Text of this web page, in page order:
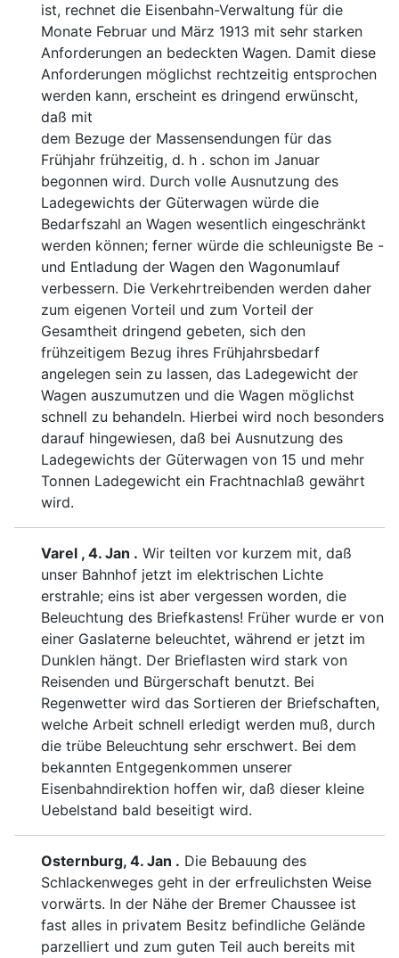
ist, rechnet die Eisenbahn-Verwaltung für die
Monate Februar und März 1913 mit sehr starken
Anforderungen an bedeckten Wagen. Damit diese
Anforderungen möglichst rechtzeitig entsprochen
werden kann, erscheint es dringend erwünscht,
daß mit
dem Bezuge der Massensendungen für das
Frühjahr frühzeitig, d. h . schon im Januar
begonnen wird. Durch volle Ausnutzung des
Ladegewichts der Güterwagen würde die
Bedarfszahl an Wagen wesentlich eingeschränkt
werden können; ferner würde die schleunigste Be -
und Entladung der Wagen den Wagonumlauf
verbessern. Die Verkehrtreibenden werden daher
zum eigenen Vorteil und zum Vorteil der
Gesamtheit dringend gebeten, sich den
frühzeitigem Bezug ihres Frühjahrsbedarf
angelegen sein zu lassen, das Ladegewicht der
Wagen auszumutzen und die Wagen möglichst
schnell zu behandeln. Hierbei wird noch besonders
darauf hingewiesen, daß bei Ausnutzung des
Ladegewichts der Güterwagen von 15 und mehr
Tonnen Ladegewicht ein Frachtnachlaß gewährt
wird.
Varel , 4. Jan . Wir teilten vor kurzem mit, daß
unser Bahnhof jetzt im elektrischen Lichte
erstrahle; eins ist aber vergessen worden, die
Beleuchtung des Briefkastens! Früher wurde er von
einer Gaslaterne beleuchtet, während er jetzt im
Dunklen hängt. Der Brieflasten wird stark von
Reisenden und Bürgerschaft benutzt. Bei
Regenwetter wird das Sortieren der Briefschaften,
welche Arbeit schnell erledigt werden muß, durch
die trübe Beleuchtung sehr erschwert. Bei dem
bekannten Entgegenkommen unserer
Eisenbahndirektion hoffen wir, daß dieser kleine
Uebelstand bald beseitigt wird.
Osternburg, 4. Jan . Die Bebauung des
Schlackenweges geht in der erfreulichsten Weise
vorwärts. In der Nähe der Bremer Chaussee ist
fast alles in privatem Besitz befindliche Gelände
parzelliert und zum guten Teil auch bereits mit